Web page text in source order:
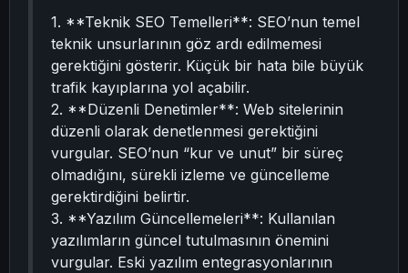
1. **Teknik SEO Temelleri**: SEO’nun temel
teknik unsurlarının göz ardı edilmemesi
gerektiğini gösterir. Küçük bir hata bile büyük
trafik kayıplarına yol açabilir.
2. **Düzenli Denetimler**: Web sitelerinin
düzenli olarak denetlenmesi gerektiğini
vurgular. SEO’nun “kur ve unut” bir süreç
olmadığını, sürekli izleme ve güncelleme
gerektirdiğini belirtir.
3. **Yazılım Güncellemeleri**: Kullanılan
yazılımların güncel tutulmasının önemini
vurgular. Eski yazılım entegrasyonlarının